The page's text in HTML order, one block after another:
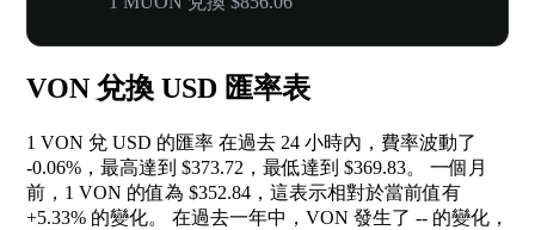
VON 兌換 USD 匯率表
1 VON 兌 USD 的匯率 在過去 24 小時內，費率波動了
-0.06% ，最高達到 $373.72，最低達到 $369.83。 一個月
前，1 VON 的值為 $352.84，這表示相對於當前值有
+5.33% 的變化。 在過去一年中，VON 發生了 -- 的變化，